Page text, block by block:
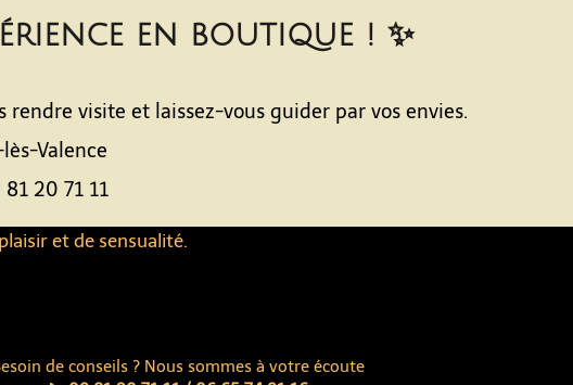
et de sensualité.
de conseils ? Nous sommes à votre écoute
en boutique ! ✨
rendre visite et laissez-vous guider par vos envies.
Valence
20 71 11